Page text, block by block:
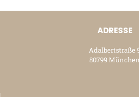
ADRESSE
Adalbertstraße
80799 München